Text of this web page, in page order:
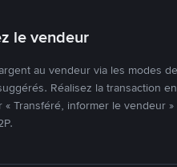
le vendeur
au vendeur via les modes de
Réalisez la transaction
« Transféré, informer le vendeur »